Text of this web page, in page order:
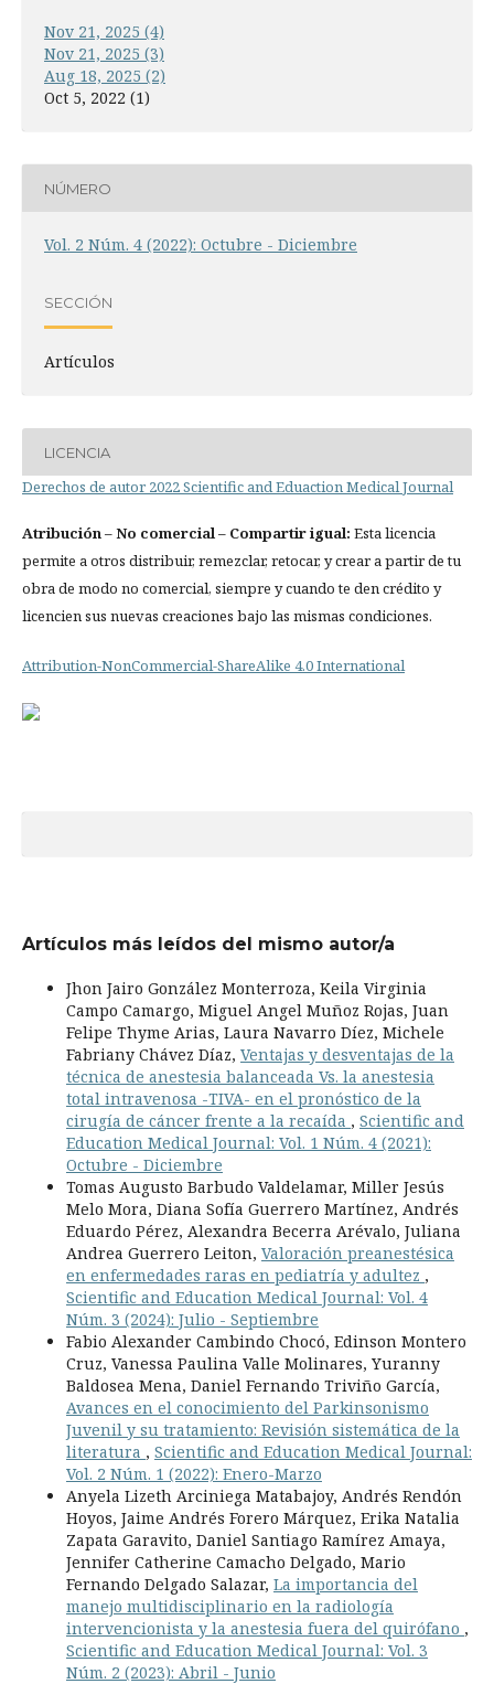
Nov 21, 2025 (4)
Nov 21, 2025 (3)
Aug 18, 2025 (2)
Oct 5, 2022 (1)
NÚMERO
Vol. 2 Núm. 4 (2022): Octubre - Diciembre
SECCIÓN
Artículos
LICENCIA
Derechos de autor 2022 Scientific and Eduaction Medical Journal
Atribución– No comercial – Compartir igual: Esta licencia
permite a otros distribuir, remezclar, retocar, y crear a partir de tu
obra de modo no comercial, siempre y cuando te den crédito y
licencien sus nuevas creaciones bajo las mismas condiciones.
Attribution-NonCommercial-ShareAlike 4.0 International
Artículos más leídos del mismo autor/a
Jhon Jairo González Monterroza, Keila Virginia
Campo Camargo, Miguel Angel Muñoz Rojas, Juan
Felipe Thyme Arias, Laura Navarro Díez, Michele
Fabriany Chávez Díaz, Ventajas y desventajas de la
técnica de anestesia balanceada Vs. la anestesia
total intravenosa -TIVA- en el pronóstico de la
cirugía de cáncer frente a la recaída , Scientific and
Education Medical Journal: Vol. 1 Núm. 4 (2021):
Octubre - Diciembre
Tomas Augusto Barbudo Valdelamar, Miller Jesús
Melo Mora, Diana Sofía Guerrero Martínez, Andrés
Eduardo Pérez, Alexandra Becerra Arévalo, Juliana
Andrea Guerrero Leiton, Valoración preanestésica
en enfermedades raras en pediatría y adultez ,
Scientific and Education Medical Journal: Vol. 4
Núm. 3 (2024): Julio - Septiembre
Fabio Alexander Cambindo Chocó, Edinson Montero
Cruz, Vanessa Paulina Valle Molinares, Yuranny
Baldosea Mena, Daniel Fernando Triviño García,
Avances en el conocimiento del Parkinsonismo
Juvenil y su tratamiento: Revisión sistemática de la
literatura , Scientific and Education Medical Journal:
Vol. 2 Núm. 1 (2022): Enero-Marzo
Anyela Lizeth Arciniega Matabajoy, Andrés Rendón
Hoyos, Jaime Andrés Forero Márquez, Erika Natalia
Zapata Garavito, Daniel Santiago Ramírez Amaya,
Jennifer Catherine Camacho Delgado, Mario
Fernando Delgado Salazar, La importancia del
manejo multidisciplinario en la radiología
intervencionista y la anestesia fuera del quirófano ,
Scientific and Education Medical Journal: Vol. 3
Núm. 2 (2023): Abril - Junio